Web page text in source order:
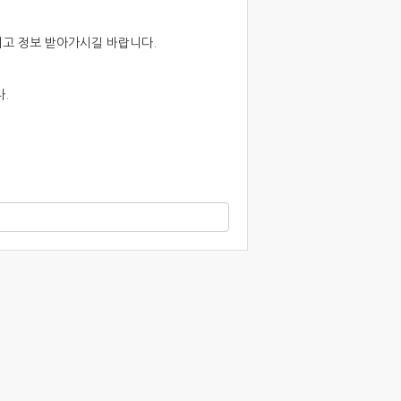
정보 받아가시길 바랍니다.
.